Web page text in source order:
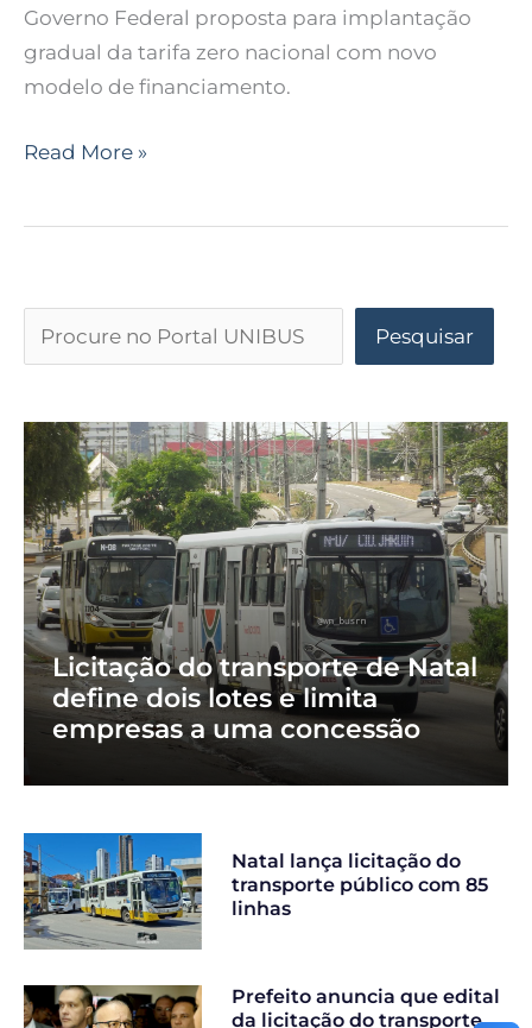
Governo Federal proposta para implantação
gradual da tarifa zero nacional com novo
modelo de financiamento.
Read More »
Pesquisar
Licitação do transporte de Natal
define dois lotes e limita
empresas a uma concessão
Natal lança licitação do
transporte público com 85
linhas
Prefeito anuncia que edital
da licitação do transporte